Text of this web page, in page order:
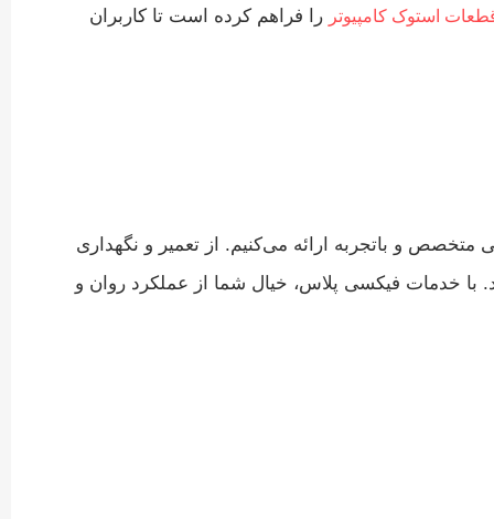
استوک کامپیوتر را فراهم کرده است تا کاربران
و باتجربه ارائه می‌کنیم. از تعمیر و نگهداری
با خدمات فیکسی پلاس، خیال شما از عملکرد روان و